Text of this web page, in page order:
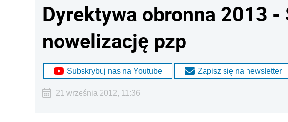
Dyrektywa obronna 2013 -
nowelizację pzp
Subskrybuj nas na Youtube Zapisz się na newsletter
21 września 2012, 11:36